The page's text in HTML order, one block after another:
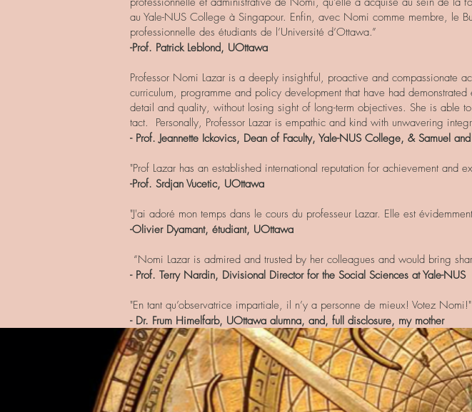
au Yale-NUS College à Singapour. Enfin, avec Nomi comme membre, le
professionnelle des étudiants de l’Université d’Ottawa.”
-Prof. Patrick Leblond, UOttawa
Professor Nomi Lazar is a deeply insightful, proactive and compassionate
curriculum, programme and policy development that have had
detail and quality, without losing sight of long-term objectives. She is able
tact. Personally, Professor Lazar is empathic and kind with unwavering
- Prof. Jeannette Ickovics, Dean of Faculty, Yale-NUS College, & Samuel
"Prof Lazar has an established international reputation for achievement
-Prof. Srdjan Vucetic, UOttawa
"J'ai adoré mon temps dans le cours du professeur Lazar. Elle est
-Olivier Dyamant, étudiant, UOttawa
“Nomi Lazar is admired and trusted by her colleagues and would bring
- Prof. Terry Nardin, Divisional Director for the Social Sciences at Yale-NUS
"En tant qu’observatrice impartiale, il n’y a personne de mieux! Votez Nomi!"
- Dr. Frum Himelfarb, UOttawa alumna, and, full disclosure, my mother